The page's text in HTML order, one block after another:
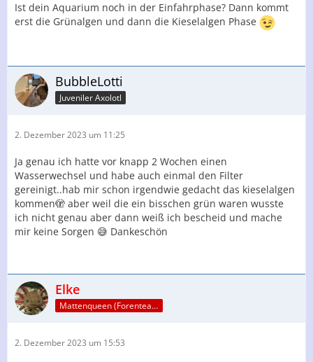
Ist dein Aquarium noch in der Einfahrphase? Dann kommt
erst die Grünalgen und dann die Kieselalgen Phase
BubbleLotti
Juveniler Axolotl
2. Dezember 2023 um 11:25
Ja genau ich hatte vor knapp 2 Wochen einen
Wasserwechsel und habe auch einmal den Filter
gereinigt..hab mir schon irgendwie gedacht das kieselalgen
kommen🫣 aber weil die ein bisschen grün waren wusste
ich nicht genau aber dann weiß ich bescheid und mache
mir keine Sorgen 😅 Dankeschön
Elke
Mattenqueen (Forenteam)
2. Dezember 2023 um 15:53